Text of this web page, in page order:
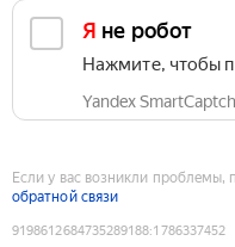
Я не робот
Нажмите, чтобы
Yandex
Если у вас возникли проблемы,
обратной связи
9198612684735289188:1786337452